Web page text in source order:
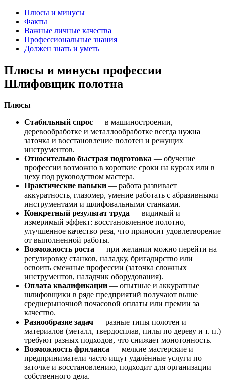
Плюсы и минусы
Факты
Важные личные качества
Профессиональные знания
Должен знать и уметь
Плюсы и минусы профессии
Шлифовщик полотна
Плюсы
Стабильный спрос — в машиностроении,
деревообработке и металлообработке всегда нужна
заточка и восстановление полотен и режущих
инструментов.
Относительно быстрая подготовка — обучение
профессии возможно в короткие сроки на курсах или в
цеху под руководством мастера.
Практические навыки — работа развивает
аккуратность, глазомер, умение работать с абразивными
инструментами и шлифовальными станками.
Конкретный результат труда — видимый и
измеримый эффект: восстановленное полотно,
улучшенное качество реза, что приносит удовлетворение
от выполненной работы.
Возможность роста — при желании можно перейти на
регулировку станков, наладку, бригадирство или
освоить смежные профессии (заточка сложных
инструментов, наладчик оборудования).
Оплата квалификации — опытные и аккуратные
шлифовщики в ряде предприятий получают выше
среднерыночной почасовой оплаты или премии за
качество.
Разнообразие задач — разные типы полотен и
материалов (металл, твердосплав, пилы по дереву и т. п.)
требуют разных подходов, что снижает монотонность.
Возможность фриланса — мелкие мастерские и
предприниматели часто ищут удалённые услуги по
заточке и восстановлению, подходит для организации
собственного дела.